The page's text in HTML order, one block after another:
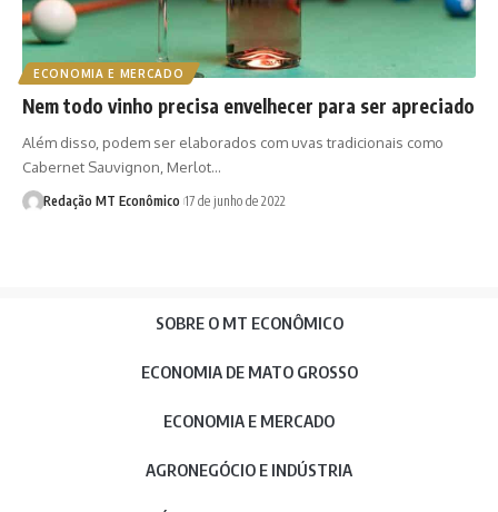
ECONOMIA E MERCADO
Nem todo vinho precisa envelhecer para ser apreciado
Além disso, podem ser elaborados com uvas tradicionais como
Cabernet Sauvignon, Merlot…
Redação MT Econômico 17 de junho de 2022
SOBRE O MT ECONÔMICO
ECONOMIA DE MATO GROSSO
ECONOMIA E MERCADO
AGRONEGÓCIO E INDÚSTRIA